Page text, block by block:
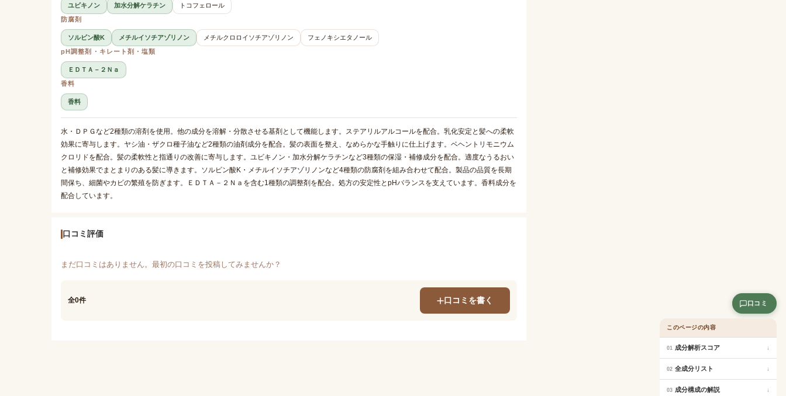
ユビキノン 加水分解ケラチン
トコフェロール
防腐剤
ソルビン酸K メチルイソチアゾリノン メチルクロロイソチアゾリノン
フェノキシエタノール
pH調整剤・キレート剤・塩類
ＥＤＴＡ－２Ｎａ
香料
香料
水・ＤＰＧなど2種類の溶剤を使用。他の成分を溶解・分散させる基剤として機能します。ステアリルアルコールを配合。乳化安定と髪への柔軟
効果に寄与します。ヤシ油・ザクロ種子油など2種類の油剤成分を配合。髪の表面を整え、なめらかな手触りに仕上げます。ベヘントリモニウム
クロリドを配合。髪の柔軟性と指通りの改善に寄与します。ユビキノン・加水分解ケラチンなど3種類の保湿・補修成分を配合。適度なうるおい
と補修効果でまとまりのある髪に導きます。ソルビン酸K・メチルイソチアゾリノンなど4種類の防腐剤を組み合わせて配合。製品の品質を長期
間保ち、細菌やカビの繁殖を防ぎます。ＥＤＴＡ－２Ｎａを含む1種類の調整剤を配合。処方の安定性とpHバランスを支えています。香料成分を
配合しています。
口コミ評価
まだ口コミはありません。最初の口コミを投稿してみませんか？
全0件 口コミを書く 口コミ
このページの内容
01 成分解析スコア ↓
02 全成分リスト ↓
03 成分構成の解説 ↓